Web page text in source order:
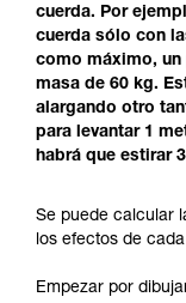
cuerda. Por
cuerda sólo con
como máximo, un
masa de 60 kg.
alargando otro
para levantar 1
habrá que estirar
Se puede calcular
los efectos de
Empezar por